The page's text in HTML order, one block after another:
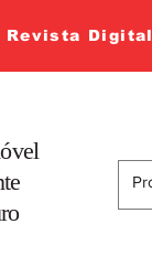
Revista Digital